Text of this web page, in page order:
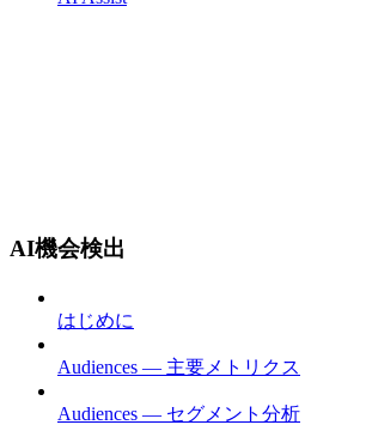
AI機会検出
はじめに
Audiences — 主要メトリクス
Audiences — セグメント分析